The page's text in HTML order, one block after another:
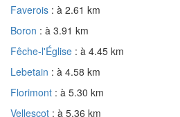
Faverois : à 2.61 km
Boron : à 3.91 km
Fêche-l'Église : à 4.45 km
Lebetain : à 4.58 km
Florimont : à 5.30 km
Vellescot : à 5.36 km